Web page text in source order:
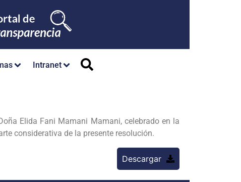
Intranet
Elida Fani Mamani Mamani, celebrado en la
considerativa de la presente resolución.
Descargar